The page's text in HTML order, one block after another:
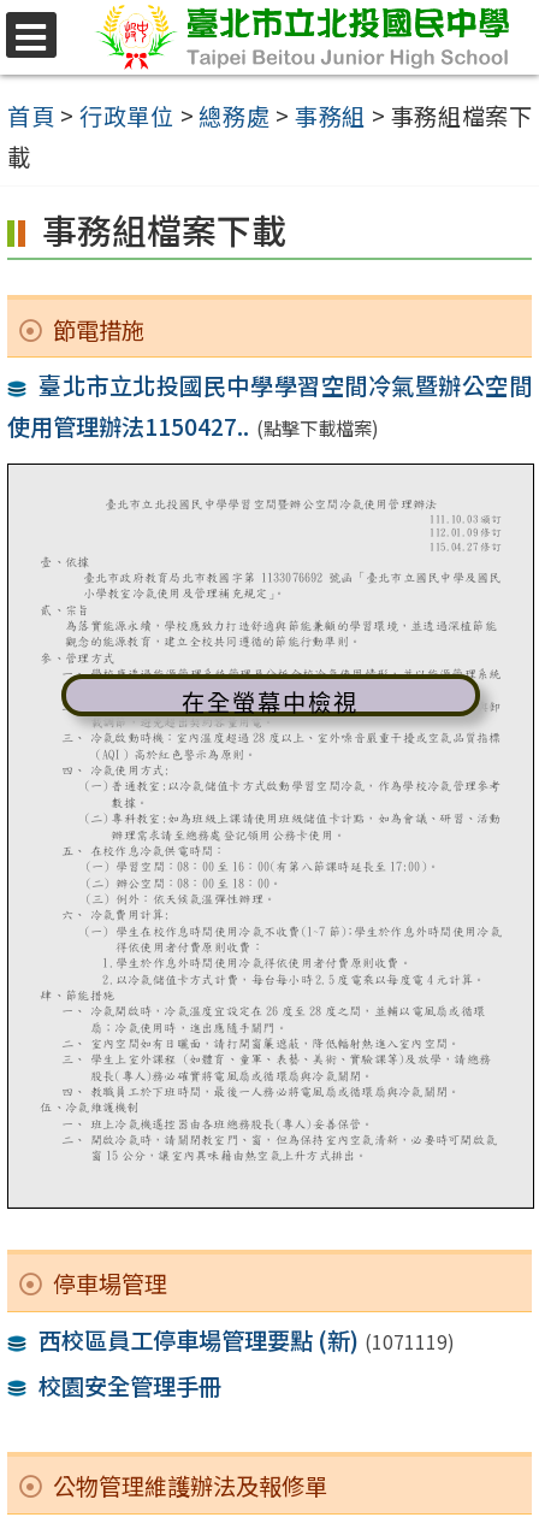
跳
至
主
要
容
區
首頁 > 行政單位 > 總務處 > 事務組 > 事務組檔案下
載
事務組檔案下載
節電措施
臺北市立北投國民中學學習空間冷氣暨辦公空間
使用管理辦法1150427.. (點擊下載檔案)
在全螢幕中檢視
停車場管理
西校區員工停車場管理要點 (新) (1071119)
校園安全管理手冊
公物管理維護辦法及報修單
選
單